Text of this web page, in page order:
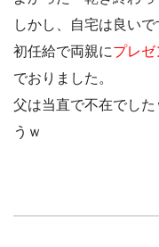
しかし、自宅は良い
初任給で両親にプレゼ
でおりました。
父は当直で不在でし
うｗ